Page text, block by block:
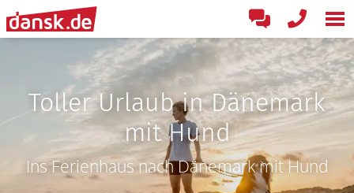
Toller Urlaub in Dänemark
mit Hund
Ins Ferienhaus nach Dänemark mit Hund